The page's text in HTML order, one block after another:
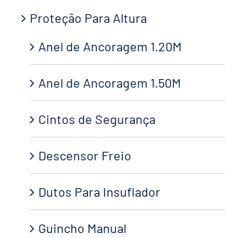
Proteção Para Altura
Anel de Ancoragem 1.20M
Anel de Ancoragem 1.50M
Cintos de Segurança
Descensor Freio
Dutos Para Insuflador
Guincho Manual